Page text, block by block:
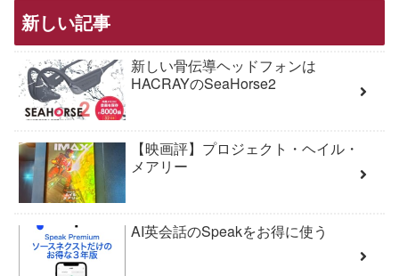
新しい記事
新しい骨伝導ヘッドフォンは
HACRAYのSeaHorse2
【映画評】プロジェクト・ヘイル・
メアリー
AI英会話のSpeakをお得に使う